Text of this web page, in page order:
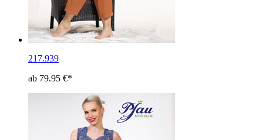
217.939
ab 79.95 €*